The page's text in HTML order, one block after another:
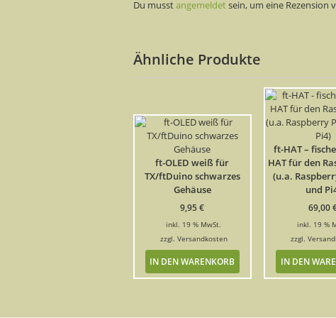
Du musstangemeldetsein, um eine
Ähnliche Produkte
ft-OLED weiß für
TX/ftDuino schwarzes
Gehäuse
9,95€
inkl. 19 % MwSt.
zzgl. Versandkosten
IN DEN WARENKORB
ft-HAT –
HAT für den
(u.a.
und
69,00
inkl. 19 %
zzgl.
IN DEN